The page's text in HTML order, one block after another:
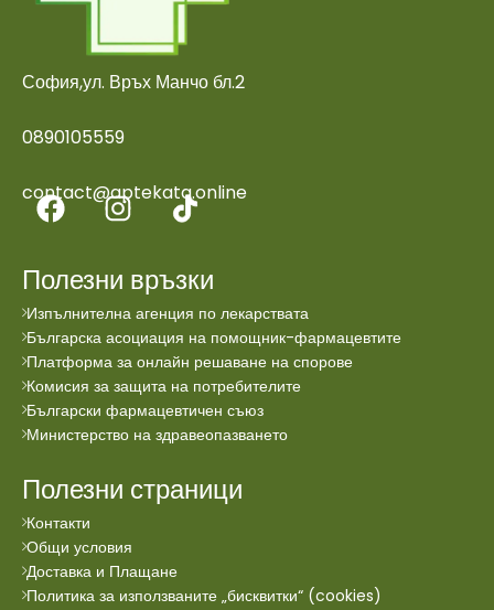
София,ул. Връх Манчо бл.2
0890105559
contact@aptekata.online
Полезни връзки
Изпълнителна агенция по лекарствата
Българска асоциация на помощник-фармацевтите
Платформа за онлайн решаване на спорове
Комисия за защита на потребителите
Български фармацевтичен съюз
Министерство на здравеопазването
Полезни страници
Контакти
Общи условия
Доставка и Плащане
Политика за използваните „бисквитки“ (cookies)